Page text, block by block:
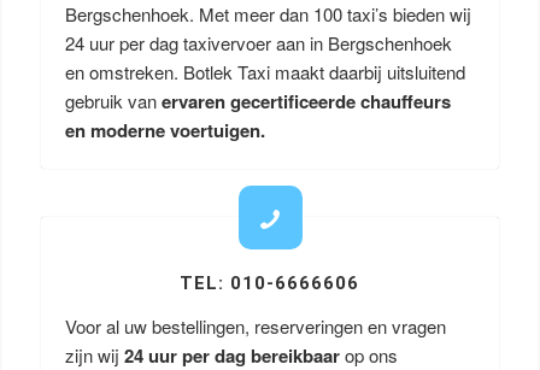
Bergschenhoek. Met meer dan 100 taxi’s bieden wij
24 uur per dag taxivervoer aan in Bergschenhoek
en omstreken. Botlek Taxi maakt daarbij uitsluitend
gebruik vanervaren gecertificeerde chauffeurs
en moderne voertuigen.
TEL: 010-6666606
Voor al uw bestellingen, reserveringen en vragen
zijn wij 24 uur per dag bereikbaarop ons